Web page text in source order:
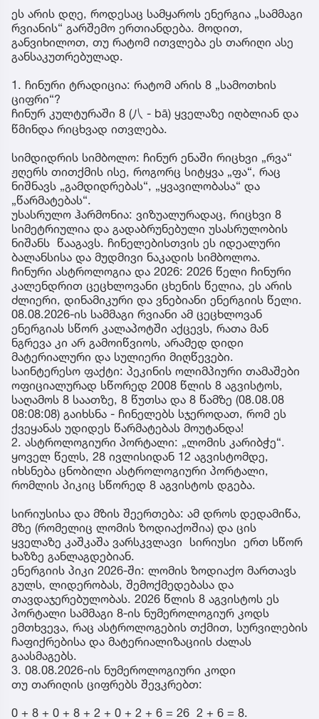
ეს არის დღე, როდესაც სამყაროს ენერგია „სამმაგი
რვიანის“ გარშემო ერთიანდება. მოდით,
განვიხილოთ, თუ რატომ ითვლება ეს თარიღი ასე
განსაკუთრებულად.
1. ჩინური ტრადიცია: რატომ არის 8 „სამოთხის
ციფრი“?
ჩინურ კულტურაში 8 (八 - bā) ყველაზე იღბლიან და
წმინდა რიცხვად ითვლება.
სიმდიდრის სიმბოლო: ჩინურ ენაში რიცხვი „რვა“
ჟღერს თითქმის ისე, როგორც სიტყვა „ფა“, რაც
ნიშნავს „გამდიდრებას“, „ყვავილობასა“ და
„წარმატებას“.
უსასრულო ჰარმონია: ვიზუალურადაც, რიცხვი 8
სიმეტრიულია და გადაბრუნებული უსასრულობის
ნიშანს წააგავს. ჩინელებისთვის ეს იდეალური
ბალანსისა და მუდმივი ნაკადის სიმბოლოა.
ჩინური ასტროლოგია და 2026: 2026 წელი ჩინური
კალენდრით ცეცხლოვანი ცხენის წელია, ეს არის
ძლიერი, დინამიკური და ვნებიანი ენერგიის წელი.
08.08.2026-ის სამმაგი რვიანი ამ ცეცხლოვან
ენერგიას სწორ კალაპოტში აქცევს, რათა მან
ნგრევა კი არ გამოიწვიოს, არამედ დიდი
მატერიალური და სულიერი მიღწევები.
საინტერესო ფაქტი: პეკინის ოლიმპიური თამაშები
ოფიციალურად სწორედ 2008 წლის 8 აგვისტოს,
საღამოს 8 საათზე, 8 წუთსა და 8 წამზე (08.08.08
08:08:08) გაიხსნა - ჩინელებს სჯეროდათ, რომ ეს
ქვეყანას უდიდეს წარმატებას მოუტანდა!
2. ასტროლოგიური პორტალი: „ლომის კარიბჭე“.
ყოველ წელს, 28 ივლისიდან 12 აგვისტომდე,
იხსნება ცნობილი ასტროლოგიური პორტალი,
რომლის პიკიც სწორედ 8 აგვისტოს დგება.
სირიუსისა და მზის შეერთება: ამ დროს დედამიწა,
მზე (რომელიც ლომის ზოდიაქოშია) და ცის
ყველაზე კაშკაშა ვარსკვლავი სირიუსი ერთ სწორ
ხაზზე განლაგდებიან.
ენერგიის პიკი 2026-ში: ლომის ზოდიაქო მართავს
გულს, ლიდერობას, შემოქმედებასა და
თავდაჯერებულობას. 2026 წლის 8 აგვისტოს ეს
პორტალი სამმაგი 8-ის ნუმეროლოგიურ კოდს
ემთხვევა, რაც ასტროლოგების თქმით, სურვილების
ჩაფიქრებისა და მატერიალიზაციის ძალას
გაასმაგებს.
3. 08.08.2026-ის ნუმეროლოგიური კოდი
თუ თარიღის ციფრებს შევკრებთ:
0 + 8 + 0 + 8 + 2 + 0 + 2 + 6 = 26 2 + 6 = 8.